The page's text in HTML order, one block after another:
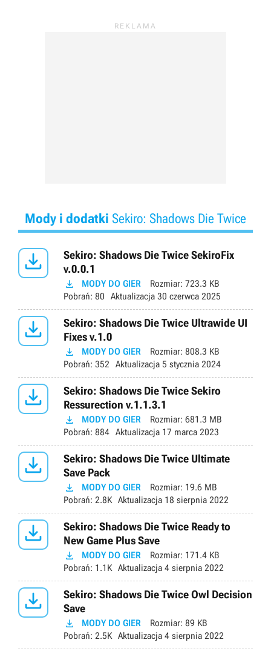
Mody i dodatki Sekiro: Shadows Die Twice

Sekiro: Shadows Die Twice SekiroFix
v.0.0.1
 MODY DO GIER Rozmiar: 723.3 KB
Pobrań: 80 Aktualizacja 30 czerwca 2025

Sekiro: Shadows Die Twice Ultrawide UI
Fixes v.1.0
 MODY DO GIER Rozmiar: 808.3 KB
Pobrań: 352 Aktualizacja 5 stycznia 2024

Sekiro: Shadows Die Twice Sekiro
Ressurection v.1.1.3.1
 MODY DO GIER Rozmiar: 681.3 MB
Pobrań: 884 Aktualizacja 17 marca 2023

Sekiro: Shadows Die Twice Ultimate
Save Pack
 MODY DO GIER Rozmiar: 19.6 MB
Pobrań: 2.8K Aktualizacja 18 sierpnia 2022

Sekiro: Shadows Die Twice Ready to
New Game Plus Save
 MODY DO GIER Rozmiar: 171.4 KB
Pobrań: 1.1K Aktualizacja 4 sierpnia 2022

Sekiro: Shadows Die Twice Owl Decision
Save
 MODY DO GIER Rozmiar: 89 KB
Pobrań: 2.5K Aktualizacja 4 sierpnia 2022